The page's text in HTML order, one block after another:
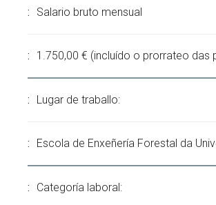
Salario bruto mensual
1.750,00 € (incluído o prorrateo das
Lugar de traballo:
Escola de Enxeñería Forestal da
Categoría laboral: